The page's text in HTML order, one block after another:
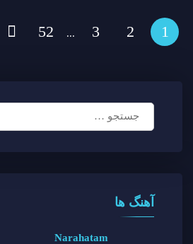
1
2
3
...
52
برای:
آهنگ ها
Narahatam